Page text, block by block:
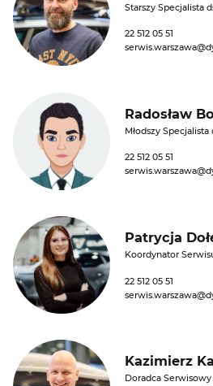
Starszy Specjalista
22 512 05 51
Radosław
Młodszy Specjalista
22 512 05 51
Patrycja
Koordynator
22 512 05 51
Kazimierz
Doradca Serwisowy